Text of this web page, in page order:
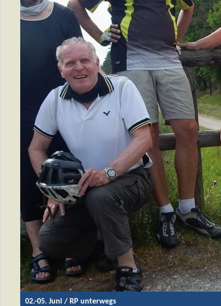
02.-05. Juni / RP unterwegs